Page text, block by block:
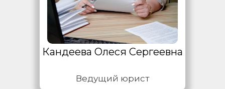
Ведущий юрист
Кандеева Олеся Сергеевна